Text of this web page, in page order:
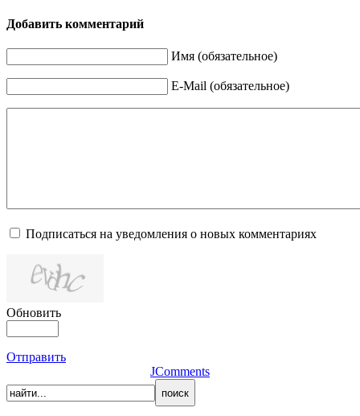
Добавить комментарий
Имя (обязательное)
E-Mail (обязательное)
Подписаться на уведомления о новых комментариях
Обновить
Отправить
JComments